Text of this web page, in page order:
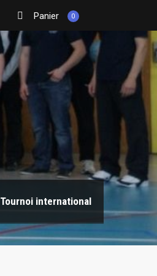
Panier 0
Tournoi international